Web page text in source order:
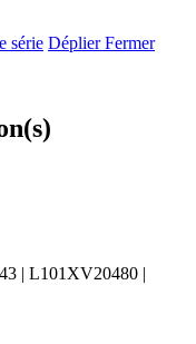
série Déplier Fermer
| L101XV20480 |